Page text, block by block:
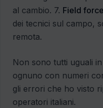
al cambio. 7. Field
dei tecnici sul campo,
remota.
Non sono tutti uguali
ognuno con numeri
gli errori che ho visto
operatori italiani.